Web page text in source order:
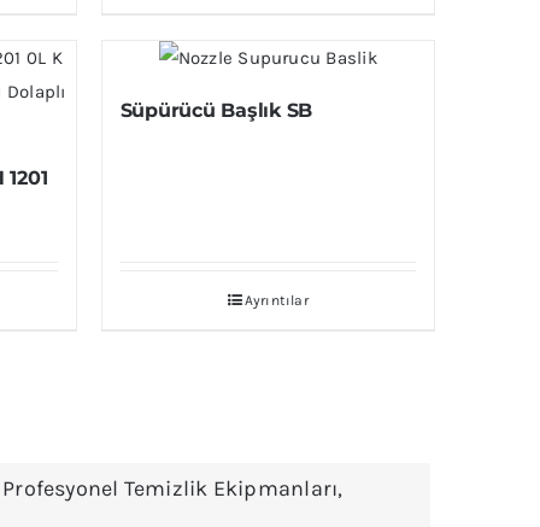
Süpürücü Başlık SB
Ayrıntılar
Profesyonel Temizlik Ekipmanları,